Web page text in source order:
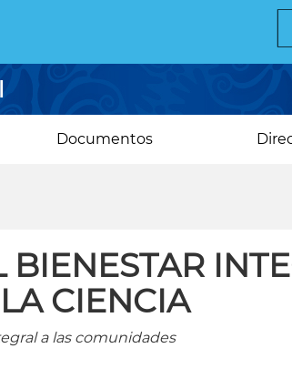
Documentos
CIENCIA
a las comunidades